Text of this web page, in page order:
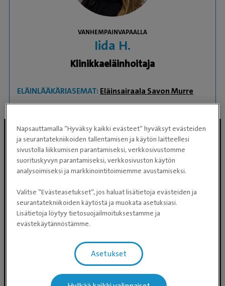
VANHEMPAINVAPAALLA
Iida H.
Klinikkaeläinhoitaja
ELÄINLÄÄKÄRIASEMAT: Eläinsairaala Savon Murre
Evidensia Eläinlääkäripalvelut
Takomotie 1-3, 4. krs 00380 Helsinki
Valtakunnallinen asiakaspalvelu:
p. 0300 484 789 (0,59€/min +
pvm/mpm) (ma–pe klo 8:00–16:00)
Napsauttamalla ”Hyväksy kaikki evästeet” hyväksyt evästeiden
ja seurantatekniikoiden tallentamisen ja käytön laitteellesi
sivustolla liikkumisen parantamiseksi, verkkosivustomme
suorituskyvyn parantamiseksi, verkkosivuston käytön
analysoimiseksi ja markkinointitoimiemme avustamiseksi.
Valitse ”Evästeasetukset”, jos haluat lisätietoja evästeiden ja
seurantatekniikoiden käytöstä ja muokata asetuksiasi.
Lisätietoja löytyy tietosuojailmoituksestamme ja
evästekäytännöstämme.
Asetukset